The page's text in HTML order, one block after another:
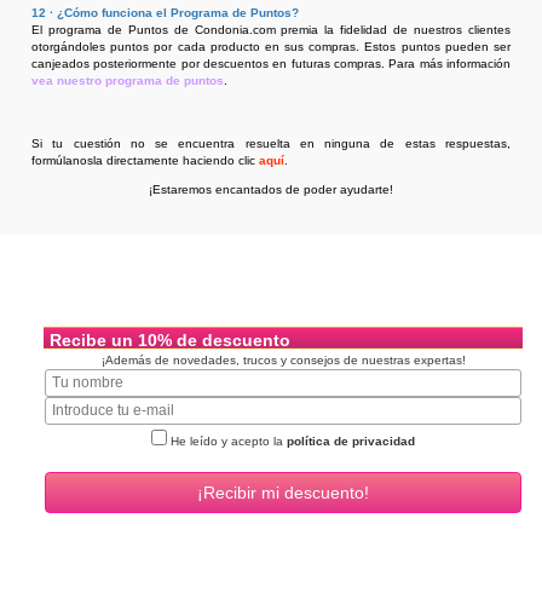
12 · ¿Cómo funciona el Programa de Puntos?
El programa de Puntos de Condonia.com premia la fidelidad de nuestros clientes
otorgándoles puntos por cada producto en sus compras. Estos puntos pueden ser
canjeados posteriormente por descuentos en futuras compras. Para más información
vea nuestro programa de puntos
Si tu cuestión no se encuentra resuelta en ninguna de estas respuestas,
formúlanosla directamente haciendo clic aquí
¡Estaremos encantados de poder ayudarte!
Recibe un 10% de descuento
¡Además de novedades, trucos y consejos de nuestras expertas!
He leído y acepto la política de privacidad